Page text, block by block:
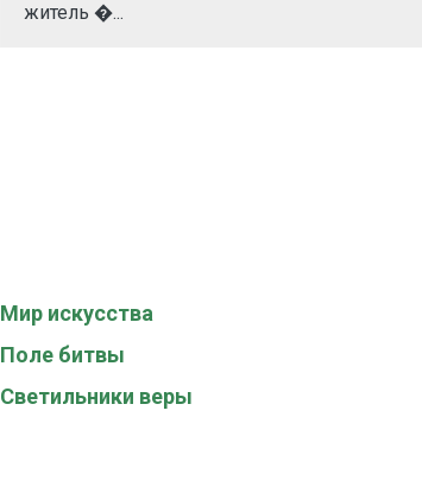
житель �...
Мир искусства
Поле битвы
Светильники веры